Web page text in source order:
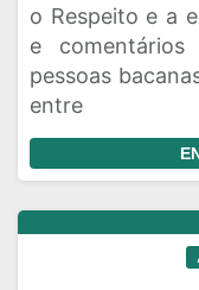
o Respeito e a
e
pessoas
entre